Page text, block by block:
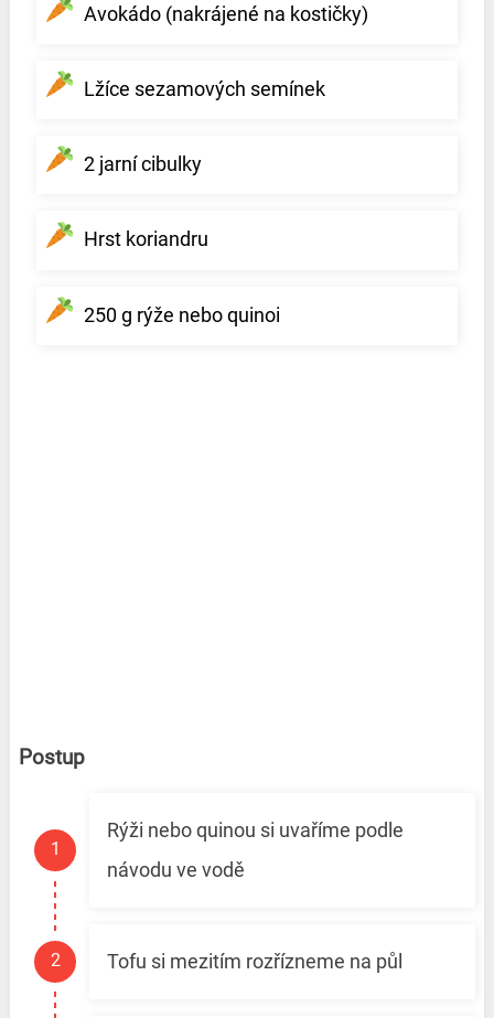
Avokádo (nakrájené na kostičky)
Lžíce sezamových semínek
2 jarní cibulky
Hrst koriandru
250 g rýže nebo quinoi
Postup
Rýži nebo quinou si uvaříme podle
návodu ve vodě
Tofu si mezitím rozřízneme na půl